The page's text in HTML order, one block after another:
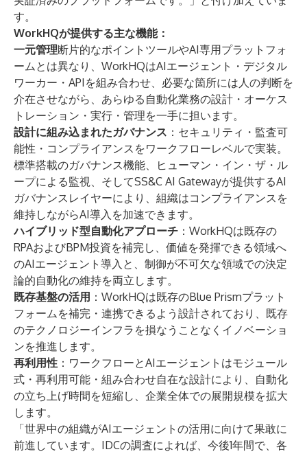
す。
WorkHQが提供する主な機能：
一元管理断片的なポイントツールやAI専用プラットフォ
ームとは異なり、WorkHQはAIエージェント・デジタル
ワーカー・APIを組み合わせ、必要な箇所には人の判断を
介在させながら、あらゆる自動化業務の設計・オーケス
トレーション・実行・管理を一手に担います。
設計に組み込まれたガバナンス ：セキュリティ・監査可
能性・コンプライアンスをワークフローレベルで実装。
標準搭載のガバナンス機能、ヒューマン・イン・ザ・ル
ープによる監視、そしてSS&C AI Gatewayが提供するAI
ガバナンスレイヤーにより、組織はコンプライアンスを
維持しながらAI導入を加速できます。
ハイブリッド型自動化アプローチ ：WorkHQは既存の
RPAおよびBPM投資を補完し、価値を発揮できる領域へ
のAIエージェント導入と、制御が不可欠な領域での決定
論的自動化の維持を両立します。
既存基盤の活用 ：WorkHQは既存のBlue Prismプラット
フォームを補完・連携できるよう設計されており、既存
のテクノロジーインフラを損なうことなくイノベーショ
ンを推進します。
再利用性 ：ワークフローとAIエージェントはモジュール
式・再利用可能・組み合わせ自在な設計により、自動化
の立ち上げ時間を短縮し、企業全体での展開規模を拡大
します。
「世界中の組織がAIエージェントの活用に向けて果敢に
前進しています。IDCの調査によれば、今後1年間で、各